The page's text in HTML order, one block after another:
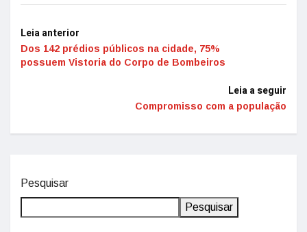
Leia anterior
Dos 142 prédios públicos na cidade, 75%
possuem Vistoria do Corpo de Bombeiros
Leia a seguir
Compromisso com a população
Pesquisar
Pesquisar